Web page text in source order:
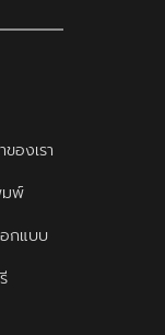
องเรา
มพ์
กแบบ